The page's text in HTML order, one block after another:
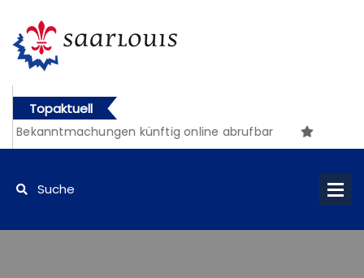
Topaktuell
künftig online abrufbar